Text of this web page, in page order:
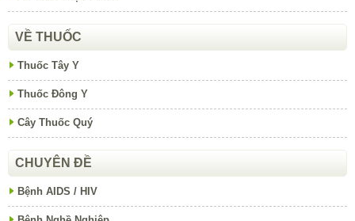
VỀ THUỐC
Thuốc Tây Y
Thuốc Đông Y
Cây Thuốc Quý
CHUYÊN ĐỀ
Bệnh AIDS / HIV